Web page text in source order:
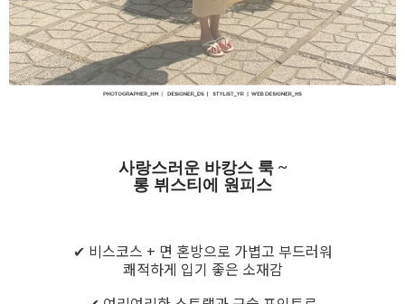
사랑스러운 바캉스 룩 ~
롱 뷔스티에 원피스
✔ 비스코스 + 면 혼방으로 가볍고 부드러워
쾌적하게 입기 좋은 소재감